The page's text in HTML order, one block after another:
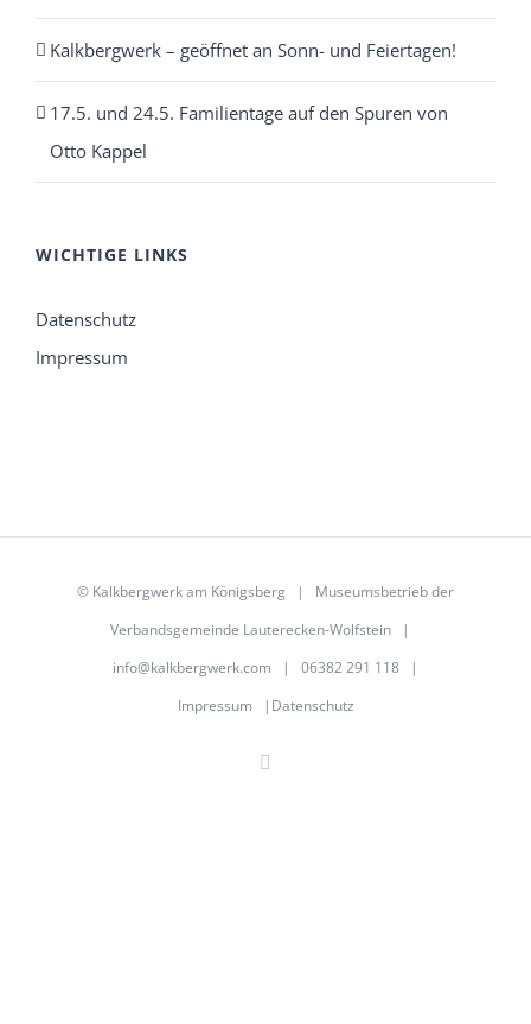
Kalkbergwerk – geöffnet an Sonn- und Feiertagen!
17.5. und 24.5. Familientage auf den Spuren von
Otto Kappel
WICHTIGE LINKS
Datenschutz
Impressum
© Kalkbergwerk am Königsberg | Museumsbetrieb der
Verbandsgemeinde Lauterecken-Wolfstein |
info@kalkbergwerk.com | 06382 291 118 |
Impressum | Datenschutz